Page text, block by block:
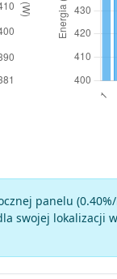
panelu (0.40
swojej lokalizacji w